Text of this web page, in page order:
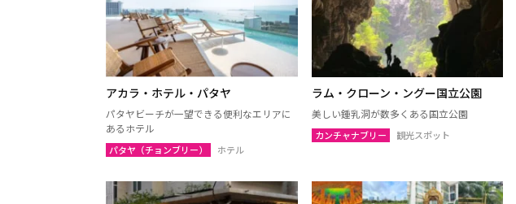
プレー
ペッチャブーン
ウッタラディット
ウタイターニー
ウドーンターニー コーンケーン
ウボンラーチャターニー
カラシン
サコンナコーン ナコーンパノム
アカラ・ホテル・パタヤ
パタヤビーチが一望できる便利なエリアに
あるホテル
パタヤ（チョンブリー） ホテル
ラム・クローン・ングー国立公園
美しい鍾乳洞が数多くある国立公園
カンチャナブリー 観光スポット